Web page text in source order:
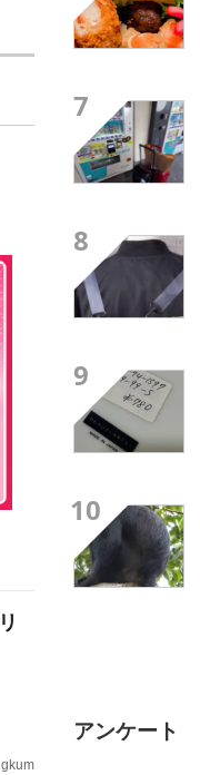
7
8
9
10
アンケート